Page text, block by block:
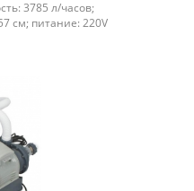
3785 л/часов;
см; питание: 220V